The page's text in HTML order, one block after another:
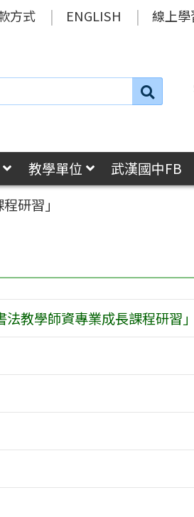
方式 ENGLISH 線上學
搜
教學單位 武漢國中FB
研習」
教學師資專業成長課程研習」